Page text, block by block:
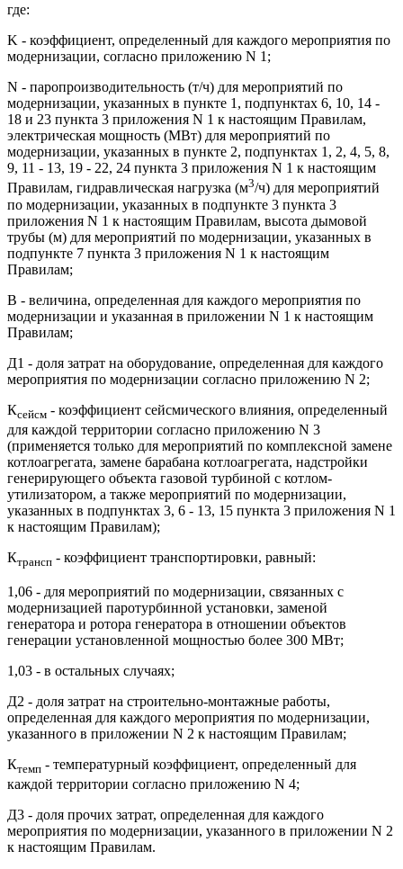
где:
K - коэффициент, определенный для каждого мероприятия по
модернизации, согласно приложению N 1;
N - паропроизводительность (т/ч) для мероприятий по
модернизации, указанных в пункте 1, подпунктах 6, 10, 14 -
18 и 23 пункта 3 приложения N 1 к настоящим Правилам,
электрическая мощность (МВт) для мероприятий по
модернизации, указанных в пункте 2, подпунктах 1, 2, 4, 5, 8,
9, 11 - 13, 19 - 22, 24 пункта 3 приложения N 1 к настоящим
Правилам, гидравлическая нагрузка (м3/ч) для мероприятий
по модернизации, указанных в подпункте 3 пункта 3
приложения N 1 к настоящим Правилам, высота дымовой
трубы (м) для мероприятий по модернизации, указанных в
подпункте 7 пункта 3 приложения N 1 к настоящим
Правилам;
В - величина, определенная для каждого мероприятия по
модернизации и указанная в приложении N 1 к настоящим
Правилам;
Д1 - доля затрат на оборудование, определенная для каждого
мероприятия по модернизации согласно приложению N 2;
Ксейсм - коэффициент сейсмического влияния, определенный
для каждой территории согласно приложению N 3
(применяется только для мероприятий по комплексной замене
котлоагрегата, замене барабана котлоагрегата, надстройки
генерирующего объекта газовой турбиной с котлом-
утилизатором, а также мероприятий по модернизации,
указанных в подпунктах 3, 6 - 13, 15 пункта 3 приложения N 1
к настоящим Правилам);
Ктрансп - коэффициент транспортировки, равный:
1,06 - для мероприятий по модернизации, связанных с
модернизацией паротурбинной установки, заменой
генератора и ротора генератора в отношении объектов
генерации установленной мощностью более 300 МВт;
1,03 - в остальных случаях;
Д2 - доля затрат на строительно-монтажные работы,
определенная для каждого мероприятия по модернизации,
указанного в приложении N 2 к настоящим Правилам;
Ктемп - температурный коэффициент, определенный для
каждой территории согласно приложению N 4;
Д3 - доля прочих затрат, определенная для каждого
мероприятия по модернизации, указанного в приложении N 2
к настоящим Правилам.